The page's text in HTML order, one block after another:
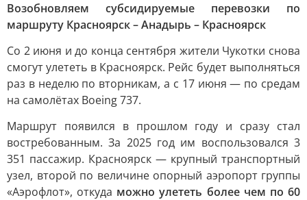
Возобновляем субсидируемые перевозки по
маршруту Красноярск – Анадырь – Красноярск
Со 2 июня и до конца сентября жители Чукотки снова
смогут улететь в Красноярск. Рейс будет выполняться
раз в неделю по вторникам, а с 17 июня — по средам
на самолётах Boeing 737.
Маршрут появился в прошлом году и сразу стал
востребованным. За 2025 год им воспользовался 3
351 пассажир. Красноярск — крупный транспортный
узел, второй по величине опорный аэропорт группы
«Аэрофлот», откуда можно улететь более чем по 60